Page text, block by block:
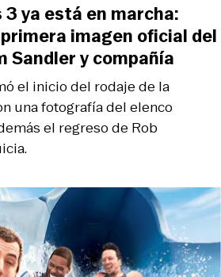
el inicio del rodaje de la
una fotografía del elenco
el regreso de Rob
3 ya está en marcha:
imagen oficial del
Sandler y compañía